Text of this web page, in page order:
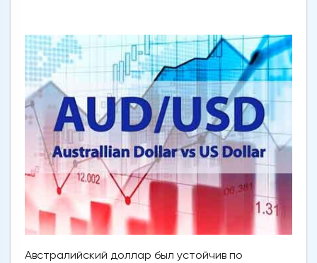
Австралийский доллар был устойчив по